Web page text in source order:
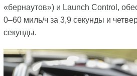
«бернаутов») и Launch Control,
0–60 миль/ч за 3,9 секунды и
секунды.